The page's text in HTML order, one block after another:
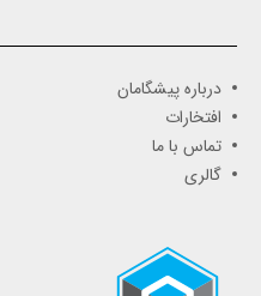
درباره پیشگامان
افتخارات
تماس با ما
گالری